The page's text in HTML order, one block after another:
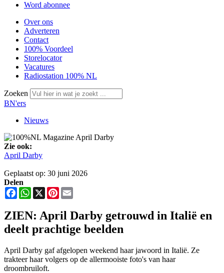
Word abonnee
Over ons
Adverteren
Contact
100% Voordeel
Storelocator
Vacatures
Radiostation 100% NL
Zoeken
BN'ers
Nieuws
Zie ook:
April Darby
Geplaatst op: 30 juni 2026
Delen
FacebookWhatsApp
X Pinterest
ZIEN: April Darby getrouwd in Italië en
deelt prachtige beelden
April Darby gaf afgelopen weekend haar jawoord in Italië. Ze
trakteer haar volgers op de allermooiste foto's van haar
droombruiloft.